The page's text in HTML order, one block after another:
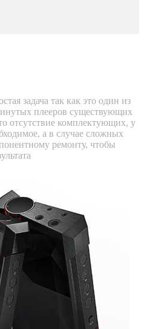
задача так как это один из
плееров существующих
отсутствие комплектующих, у
а в случае сложных
ремонту, чтобы